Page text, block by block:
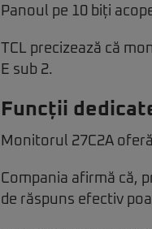
Panoul pe 10 biți
TCL precizează că
E sub 2.
Funcții
Monitorul 27C2A
Compania afirmă că,
de răspuns efectiv